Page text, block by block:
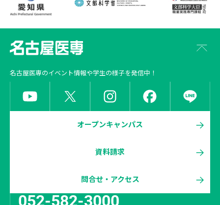
名古屋医専のイベント情報や学生の様子を発信中！
オープンキャンパス
資料請求
問合せ・アクセス
052-582-3000